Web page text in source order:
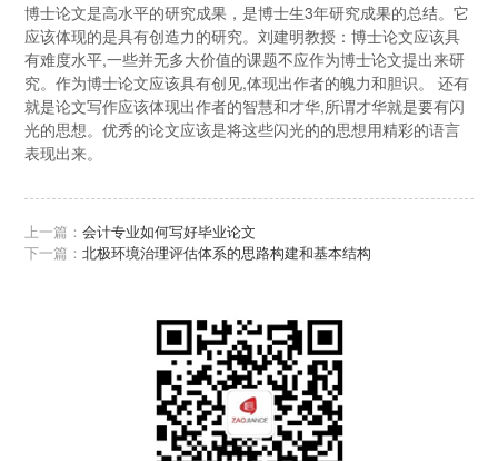
博士论文是高水平的研究成果，是博士生3年研究成果的总结。它
应该体现的是具有创造力的研究。刘建明教授：博士论文应该具
有难度水平,一些并无多大价值的课题不应作为博士论文提出来研
究。作为博士论文应该具有创见,体现出作者的魄力和胆识。 还有
就是论文写作应该体现出作者的智慧和才华,所谓才华就是要有闪
光的思想。优秀的论文应该是将这些闪光的的思想用精彩的语言
表现出来。
上一篇：会计专业如何写好毕业论文
下一篇：北极环境治理评估体系的思路构建和基本结构